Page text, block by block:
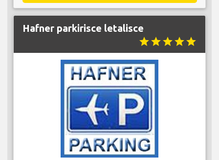
Hafner parkirisce letalisce
starstarstarstarstar